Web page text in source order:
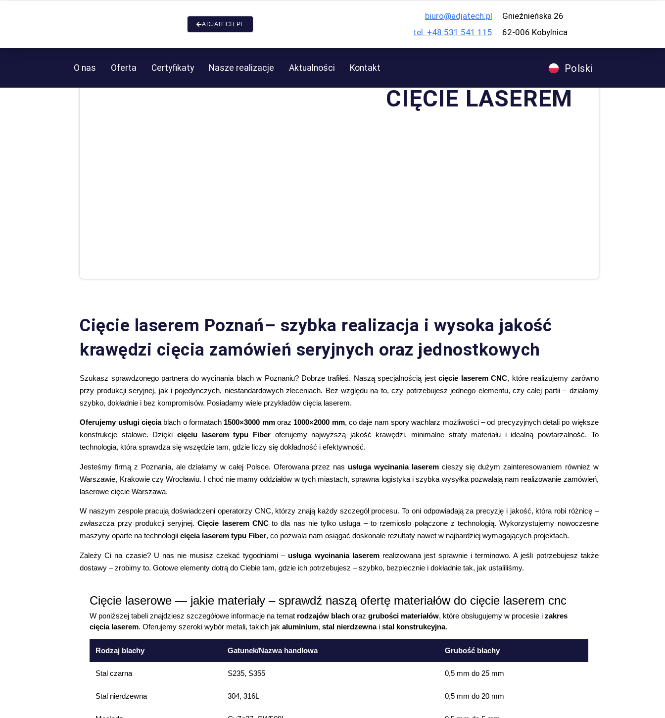
ADJATECH.PL
biuro@adjatech.pl
tel. +48 531 541 115
Gnieźnieńska 26
62-006 Kobylnica
O nas Oferta Certyfikaty Nasze realizacje Aktualności Kontakt Polski
English
Deutsch
CIĘCIE LASEREM
Cięcie laserem Poznań– szybka realizacja i wysoka jakość
krawędzi cięcia zamówień seryjnych oraz jednostkowych
Szukasz sprawdzonego partnera do wycinania blach w Poznaniu? Dobrze trafiłeś. Naszą specjalnością jestcięcie laserem CNC, które realizujemy zarówno
przy produkcji seryjnej, jak i pojedynczych, niestandardowych zleceniach. Bez względu na to, czy potrzebujesz jednego elementu, czy całej partii – działamy
szybko, dokładnie i bez kompromisów. Posiadamy wiele przykładów cięcia laserem.
Oferujemy usługi cięciablach o formatach 1500×3000 mmoraz 1000×2000 mm, co daje nam spory wachlarz możliwości – od precyzyjnych detali po większe
konstrukcje stalowe. Dziękicięciu laserem typu Fiberoferujemy najwyższą jakość krawędzi, minimalne straty materiału i idealną powtarzalność. To
technologia, która sprawdza się wszędzie tam, gdzie liczy się dokładność i efektywność.
Jesteśmy firmą z Poznania, ale działamy w całej Polsce. Oferowana przez nas usługa wycinania laseremcieszy się dużym zainteresowaniem również w
Warszawie, Krakowie czy Wrocławiu. I choć nie mamy oddziałów w tych miastach, sprawna logistyka i szybka wysyłka pozwalają nam realizowanie zamówień,
laserowe cięcie Warszawa.
W naszym zespole pracują doświadczeni operatorzy CNC, którzy znają każdy szczegół procesu. To oni odpowiadają za precyzję i jakość, która robi różnicę –
zwłaszcza przy produkcji seryjnej.Cięcie laserem CNCto dla nas nie tylko usługa – to rzemiosło połączone z technologią. Wykorzystujemy nowoczesne
maszyny oparte na technologiicięcia laserem typu Fiber, co pozwala nam osiągać doskonałe rezultaty nawet w najbardziej wymagających projektach.
Zależy Ci na czasie? U nas nie musisz czekać tygodniami – usługa wycinania laseremrealizowana jest sprawnie i terminowo. A jeśli potrzebujesz także
dostawy – zrobimy to. Gotowe elementy dotrą do Ciebie tam, gdzie ich potrzebujesz – szybko, bezpiecznie i dokładnie tak, jak ustaliliśmy.
Cięcie laserowe — jakie materiały – sprawdź naszą ofertę materiałów do cięcie laserem cnc
W poniższej tabeli znajdziesz szczegółowe informacje na temat rodzajów blach orazgrubości materiałów, które obsługujemy w procesie izakres
cięcia laserem. Oferujemy szeroki wybór metali, takich jakaluminium,stal nierdzewnaistal konstrukcyjna.
Rodzaj blachy Gatunek/Nazwa handlowa Grubość blachy
Stal czarna S235, S355 0,5 mm do 25 mm
Stal nierdzewna 304, 316L 0,5 mm do 20 mm